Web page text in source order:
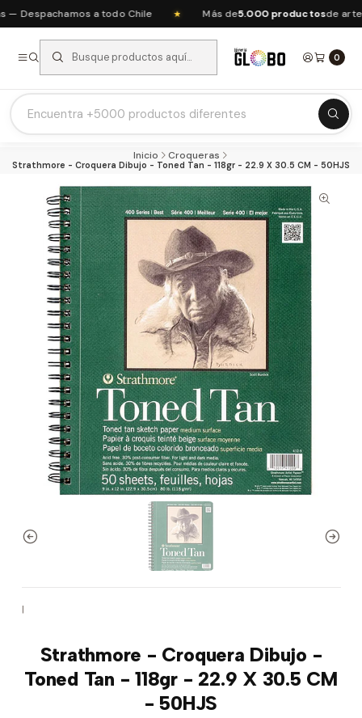
Despachamos a todo Chile Más de 5.000 productosde arte,
0
Ofertas del mes
Recién Llegados
Agendas & Planners
Arte y Manualidades
Papeleria Escolar y Oficina
Juguetería
Nuestras Marcas
Inicio Croqueras
Strathmore - Croquera Dibujo - Toned Tan - 118gr - 22.9 X 30.5 CM - 50HJS
|
Strathmore - Croquera Dibujo -
Toned Tan - 118gr - 22.9 X 30.5 CM
- 50HJS